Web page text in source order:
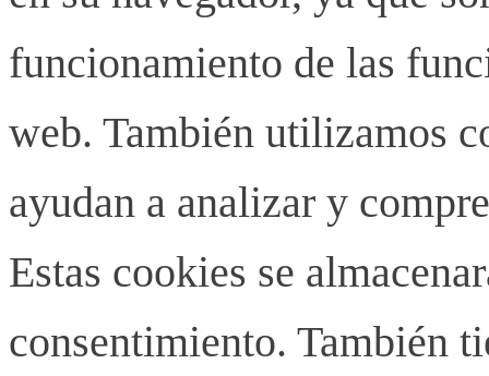
funcionamiento de las
web. También utilizamos
ayudan a analizar y
Estas cookies se
consentimiento. También